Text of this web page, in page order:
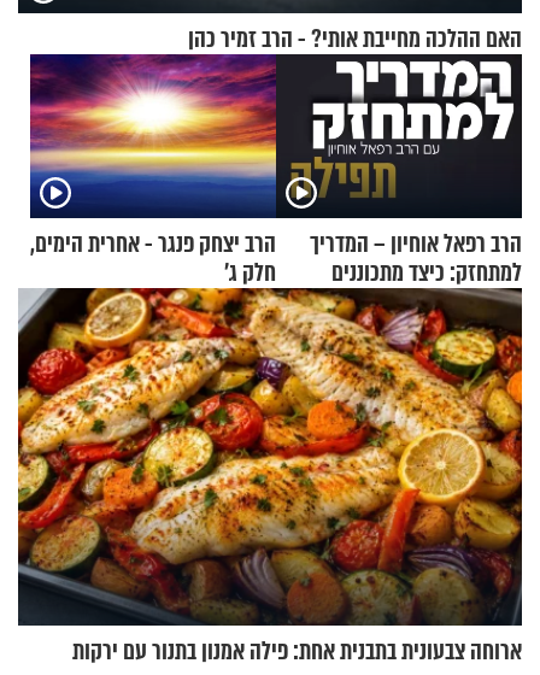
האם ההלכה מחייבת אותי? - הרב זמיר כהן
הרב רפאל אוחיון – המדריך
למתחזק: כיצד מתכוננים
לתפילה?
הרב יצחק פנגר - אחרית הימים,
חלק ג’
ארוחה צבעונית בתבנית אחת: פילה אמנון בתנור עם ירקות